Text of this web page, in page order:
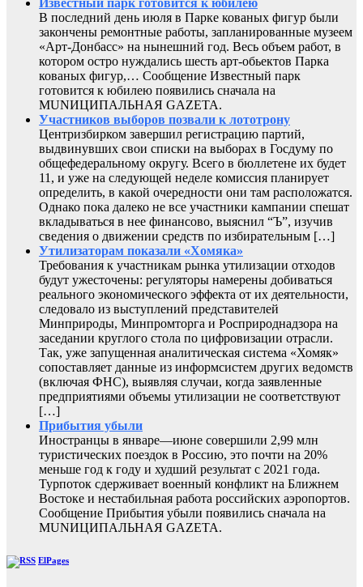
В последний день июля в Парке кованых фигур были
закончены ремонтные работы, запланированные музеем
«Арт-Донбасс» на нынешний год. Весь объем работ, в
котором остро нуждались шесть арт-обьектов Парка
кованых фигур,… Сообщение Известный парк
готовится к юбилею появились сначала на
MUNИЦИПАЛЬНАЯ GAZЕТА.
Участников выборов позвали к лототрону
Центризбирком завершил регистрацию партий,
выдвинувших свои списки на выборах в Госдуму по
общефедеральному округу. Всего в бюллетене их будет
11, и уже на следующей неделе комиссия планирует
определить, в какой очередности они там расположатся.
Однако пока далеко не все участники кампании спешат
вкладываться в нее финансово, выяснил “Ъ”, изучив
сведения о движении средств по избирательным […]
Утилизаторам показали «Хомяка»
Требования к участникам рынка утилизации отходов
будут ужесточены: регуляторы намерены добиваться
реального экономического эффекта от их деятельности,
следовало из выступлений представителей
Минприроды, Минпромторга и Росприроднадзора на
заседании круглого стола по цифровизации отрасли.
Так, уже запущенная аналитическая система «Хомяк»
сопоставляет данные из информсистем других ведомств
(включая ФНС), выявляя случаи, когда заявленные
предприятиями объемы утилизации не соответствуют
[…]
Прибытия убыли
Иностранцы в январе—июне совершили 2,99 млн
туристических поездок в Россию, это почти на 20%
меньше год к году и худший результат с 2021 года.
Турпоток сдерживает военный конфликт на Ближнем
Востоке и нестабильная работа российских аэропортов.
Сообщение Прибытия убыли появились сначала на
MUNИЦИПАЛЬНАЯ GAZЕТА.
ElPages